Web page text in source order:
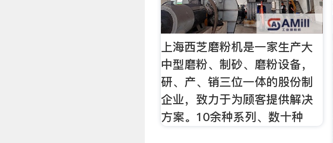
上海西芝磨粉机是一家生产大
中型磨粉、制砂、磨粉设备，
研、产、销三位一体的股份制
企业，致力于为顾客提供解决
方案。10余种系列、数十种